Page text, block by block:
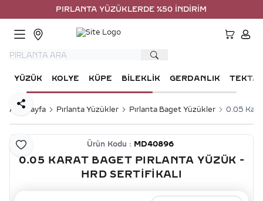
PIRLANTA YÜZÜKLERDE %50 İNDİRİM
YÜZÜK KOLYE KÜPE BILEKLIK GERDANLIK TEKTAŞ
Ana Sayfa Pırlanta Yüzükler Pırlanta Baget Yüzükler 0.05
Favoriye Ekle
Paylaş
Ürün Kodu : MD40896
0.05 KARAT BAGET PIRLANTA YÜZÜK -
HRD SERTIFIKALI